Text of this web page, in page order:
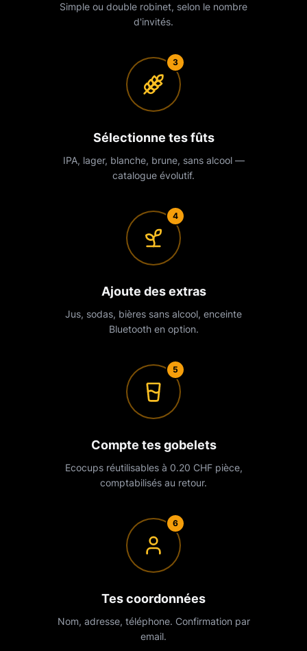
Simple ou double robinet, selon le nombre
d'invités.
3
Sélectionne tes fûts
IPA, lager, blanche, brune, sans alcool —
catalogue évolutif.
4
Ajoute des extras
Jus, sodas, bières sans alcool, enceinte
Bluetooth en option.
5
Compte tes gobelets
Ecocups réutilisables à 0.20 CHF pièce,
comptabilisés au retour.
6
Tes coordonnées
Nom, adresse, téléphone. Confirmation par
email.